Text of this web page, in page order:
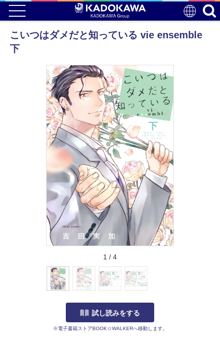
こいつはダメだと知っている vie ensemble
下
1 / 4
試し読みをする
※電子書籍ストアBOOK☆WALKERへ移動します。